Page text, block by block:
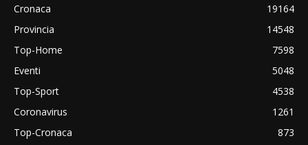
Cronaca
19164
Provincia
14548
Top-Home
7598
Eventi
5048
Top-Sport
4538
Coronavirus
1261
Top-Cronaca
873